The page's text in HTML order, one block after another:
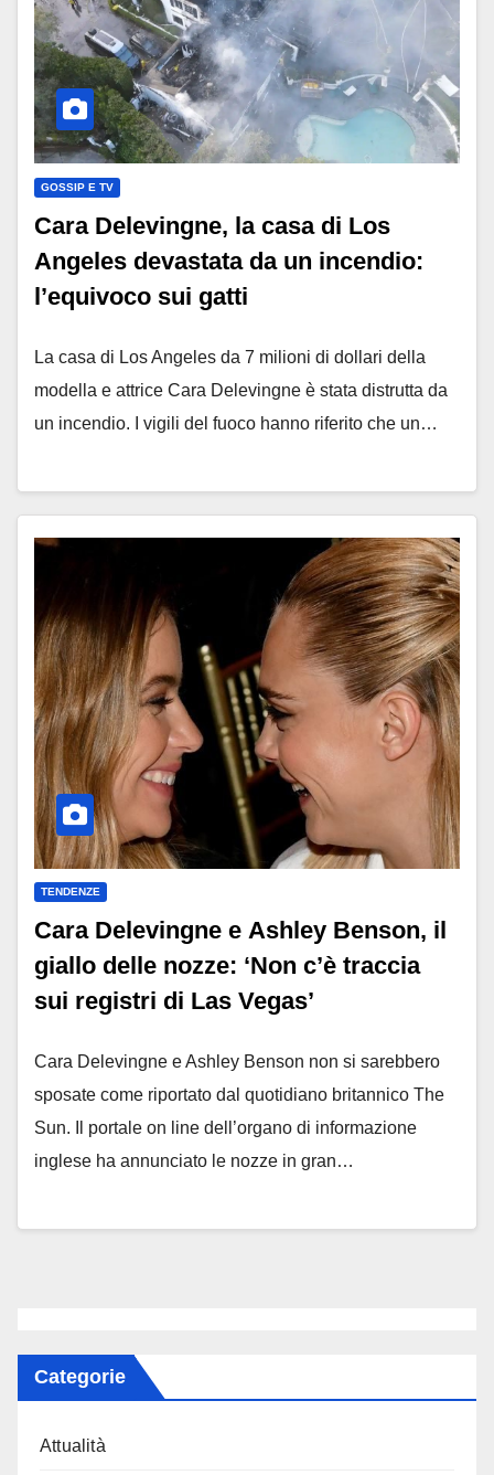
GOSSIP E TV
Cara Delevingne, la casa di Los
Angeles devastata da un incendio:
l’equivoco sui gatti
La casa di Los Angeles da 7 milioni di dollari della
modella e attrice Cara Delevingne è stata distrutta da
un incendio. I vigili del fuoco hanno riferito che un…
TENDENZE
Cara Delevingne e Ashley Benson, il
giallo delle nozze: ‘Non c’è traccia
sui registri di Las Vegas’
Cara Delevingne e Ashley Benson non si sarebbero
sposate come riportato dal quotidiano britannico The
Sun. Il portale on line dell’organo di informazione
inglese ha annunciato le nozze in gran…
Categorie
Attualità